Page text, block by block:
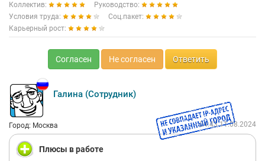
Коллектив:
Руководство:
Условия труда:
Соц.пакет:
Карьерный рост:
Согласен Не согласен Ответить
Галина (Сотрудник)
Город: Москва 04:43 11.08.2024
Плюсы в работе